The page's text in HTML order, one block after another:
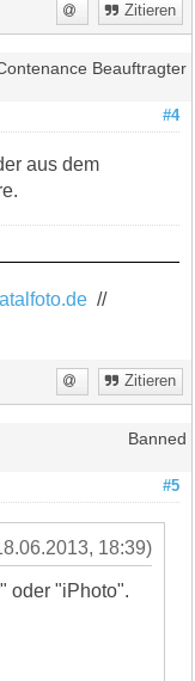
Zitieren
Beauftragter
#4
aus dem
//
Zitieren
Banned
#5
18:39)
oder "iPhoto".